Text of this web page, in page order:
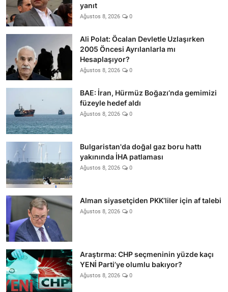
yanıt
Ağustos 8, 2026 0
Ali Polat: Öcalan Devletle Uzlaşırken
2005 Öncesi Ayrılanlarla mı
Hesaplaşıyor?
Ağustos 8, 2026 0
BAE: İran, Hürmüz Boğazı’nda gemimizi
füzeyle hedef aldı
Ağustos 8, 2026 0
Bulgaristan'da doğal gaz boru hattı
yakınında İHA patlaması
Ağustos 8, 2026 0
Alman siyasetçiden PKK’liler için af talebi
Ağustos 8, 2026 0
Araştırma: CHP seçmeninin yüzde kaçı
YENİ Parti’ye olumlu bakıyor?
Ağustos 8, 2026 0